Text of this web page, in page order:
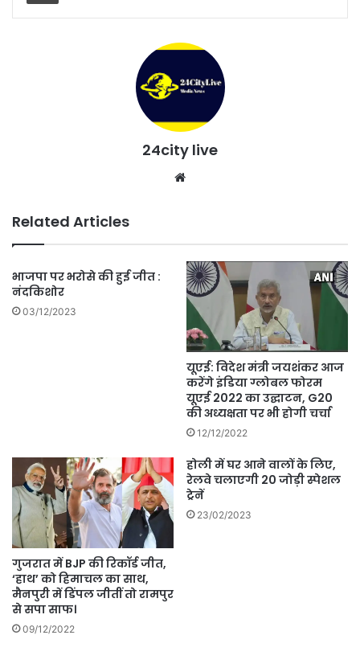
24city live
Related Articles
भाजपा पर भरोसे की हुई जीत :
नंदकिशोर
03/12/2023
यूएई: विदेश मंत्री जयशंकर आज
करेंगे इंडिया ग्लोबल फोरम
यूएई 2022 का उद्घाटन, G20
की अध्यक्षता पर भी होगी चर्चा
12/12/2022
गुजरात में BJP की रिकॉर्ड जीत,
‘हाथ’ को हिमाचल का साथ,
मैनपुरी में डिंपल जीतीं तो रामपुर
से सपा साफ।
09/12/2022
होली में घर आने वालों के लिए,
रेलवे चलाएगी 20 जोड़ी स्पेशल
ट्रेनें
23/02/2023